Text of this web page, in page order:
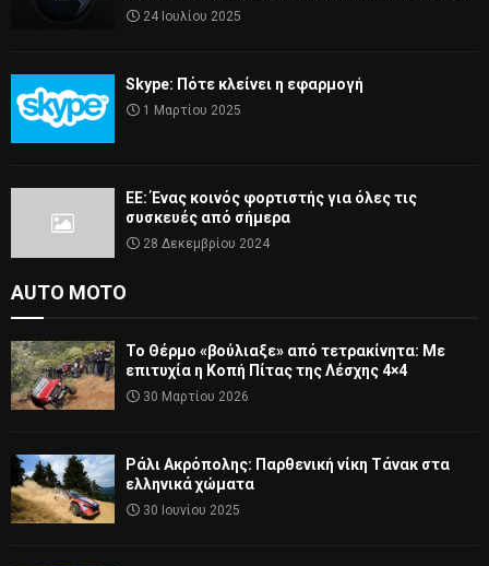
24 Ιουλίου 2025
Skype: Πότε κλείνει η εφαρμογή
1 Μαρτίου 2025
ΕΕ: Ένας κοινός φορτιστής για όλες τις
συσκευές από σήμερα
28 Δεκεμβρίου 2024
AUTO MOTO
Το Θέρμο «βούλιαξε» από τετρακίνητα: Με
επιτυχία η Κοπή Πίτας της Λέσχης 4×4
30 Μαρτίου 2026
Ράλι Ακρόπολης: Παρθενική νίκη Τάνακ στα
ελληνικά χώματα
30 Ιουνίου 2025